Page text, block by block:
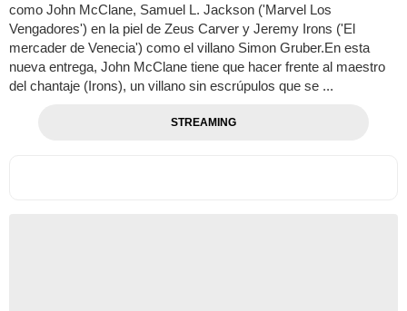
como John McClane, Samuel L. Jackson ('Marvel Los
Vengadores') en la piel de Zeus Carver y Jeremy Irons ('El
mercader de Venecia') como el villano Simon Gruber.En esta
nueva entrega, John McClane tiene que hacer frente al maestro
del chantaje (Irons), un villano sin escrúpulos que se ...
STREAMING